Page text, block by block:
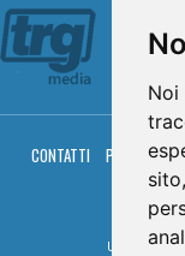
Noi
CONTATTI PRIVACY
Umbria